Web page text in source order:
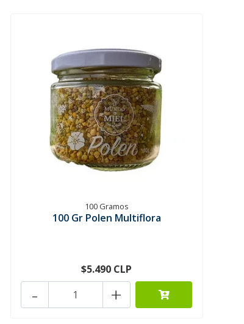
100 Gramos
100 Gr Polen Multiflora
$5.490 CLP
+
-